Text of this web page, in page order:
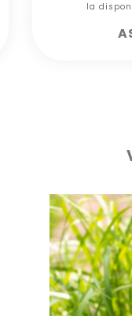
la